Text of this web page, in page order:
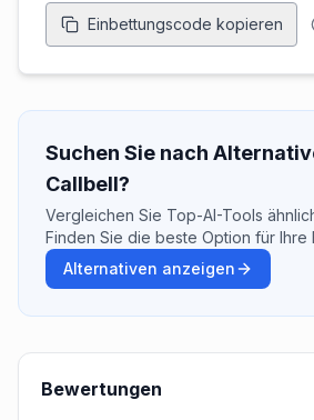
Einbettungscode kopieren
Suchen Sie nach
Callbell?
Vergleichen Sie Top-AI-Tools
Finden Sie die beste Option für Ihre
Alternativen anzeigen
Bewertungen